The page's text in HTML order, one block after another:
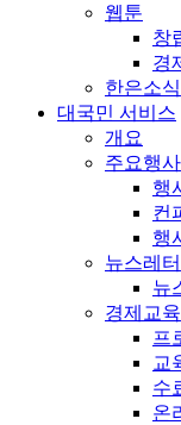
웹툰
창
경
한은소식
대국민 서비스
개요
주요행사
행
컨
행
뉴스레터
뉴
경제교육
프
교
수
온